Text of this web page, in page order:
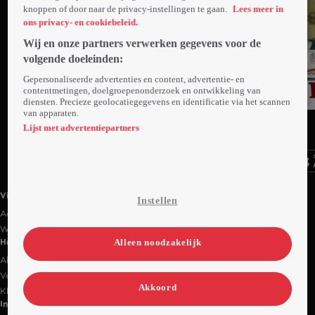
Ga
naar
Videoland
Actiecode
Werken bij RTL
Handige links
Alle films & series
Veelgestelde vragen
Klantenservice
Informatie
knoppen of door naar de privacy-instellingen te gaan.
Lees meer in
ons privacy- en cookiebeleid.
Wij en onze partners verwerken gegevens voor de
volgende doeleinden:
Gepersonaliseerde advertenties en content, advertentie- en
contentmetingen, doelgroepenonderzoek en ontwikkeling van
diensten. Precieze geolocatiegegevens en identificatie via het scannen
van apparaten.
Lijst met advertentiepartners
Instellen
Alleen noodzakelijk
Akkoord